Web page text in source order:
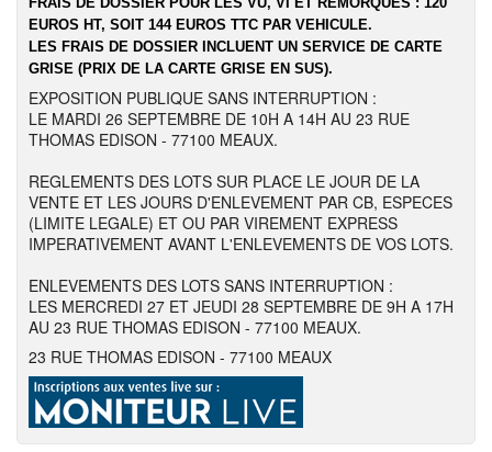
EUROS HT, SOIT 144 EUROS TTC PAR VEHICULE.
LES FRAIS DE DOSSIER INCLUENT UN SERVICE DE CARTE
GRISE (PRIX DE LA CARTE GRISE EN SUS).
EXPOSITION PUBLIQUE SANS INTERRUPTION :
LE MARDI 26 SEPTEMBRE DE 10H A 14H AU 23 RUE
THOMAS EDISON - 77100 MEAUX.
REGLEMENTS DES LOTS SUR PLACE LE JOUR DE LA
VENTE ET LES JOURS D'ENLEVEMENT PAR CB, ESPECES
(LIMITE LEGALE) ET OU PAR VIREMENT EXPRESS
IMPERATIVEMENT AVANT L'ENLEVEMENTS DE VOS LOTS.
ENLEVEMENTS DES LOTS SANS INTERRUPTION :
LES MERCREDI 27 ET JEUDI 28 SEPTEMBRE DE 9H A 17H
AU 23 RUE THOMAS EDISON - 77100 MEAUX.
23 RUE THOMAS EDISON - 77100 MEAUX